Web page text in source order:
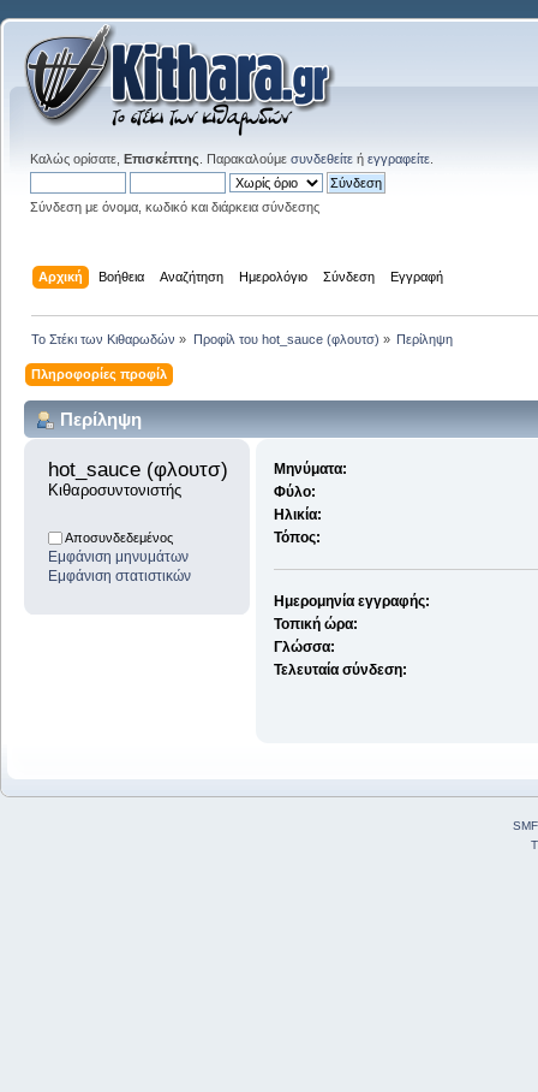
Καλώς ορίσατε, Επισκέπτης . Παρακαλούμε συνδεθείτε ή εγγραφείτε
Σύνδεση με όνομα, κωδικό και διάρκεια σύνδεσης
Αρχική Βοήθεια Αναζήτηση Ημερολόγιο Σύνδεση Εγγραφή
Το Στέκι των Κιθαρωδών » Προφίλ του hot_sauce (φλουτσ) » Περίληψη
Πληροφορίες προφίλ
Περίληψη
Κιθαροσυντονιστής
Αποσυνδεδεμένος
Εμφάνιση μηνυμάτων
Εμφάνιση στατιστικών
Μηνύματα:
Φύλο:
Ηλικία:
Τόπος:
Ημερομηνία εγγραφής:
Τοπική ώρα:
Γλώσσα:
Τελευταία σύνδεση: